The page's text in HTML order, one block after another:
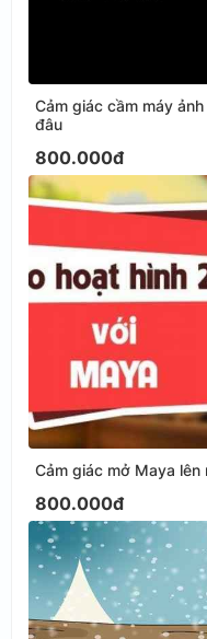
Cảm giác cầm máy
đâu
800.000đ
Cảm giác mở Maya
800.000đ